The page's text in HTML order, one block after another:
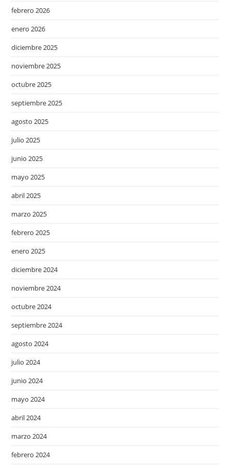
febrero 2026
enero 2026
diciembre 2025
noviembre 2025
octubre 2025
septiembre 2025
agosto 2025
julio 2025
junio 2025
mayo 2025
abril 2025
marzo 2025
febrero 2025
enero 2025
diciembre 2024
noviembre 2024
octubre 2024
septiembre 2024
agosto 2024
julio 2024
junio 2024
mayo 2024
abril 2024
marzo 2024
febrero 2024